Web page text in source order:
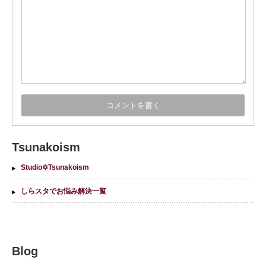
Tsunakoism
Studio✡Tsunakoism
しらスタでお悩み解決一覧
Blog